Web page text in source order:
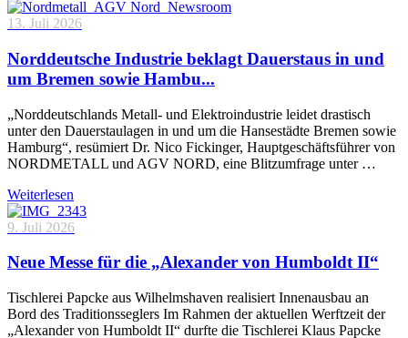
13. Juli 2026
Norddeutsche Industrie beklagt Dauerstaus in und
um Bremen sowie Hambu...
„Norddeutschlands Metall- und Elektroindustrie leidet drastisch
unter den Dauerstaulagen in und um die Hansestädte Bremen sowie
Hamburg“, resümiert Dr. Nico Fickinger, Hauptgeschäftsführer von
NORDMETALL und AGV NORD, eine Blitzumfrage unter …
Weiterlesen
9. Juli 2026
Neue Messe für die „Alexander von Humboldt II“
Tischlerei Papcke aus Wilhelmshaven realisiert Innenausbau an
Bord des Traditionsseglers Im Rahmen der aktuellen Werftzeit der
„Alexander von Humboldt II“ durfte die Tischlerei Klaus Papcke